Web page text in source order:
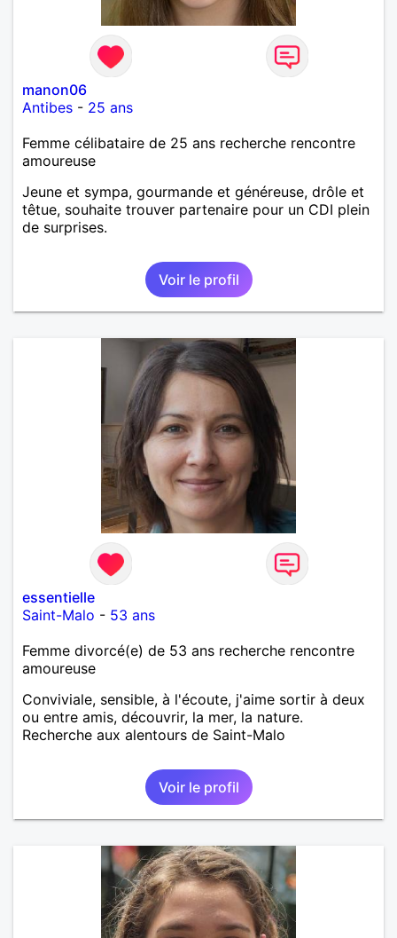
manon06
Antibes - 25 ans
Femme célibataire de 25 ans recherche rencontre
amoureuse
Jeune et sympa, gourmande et généreuse, drôle et
têtue, souhaite trouver partenaire pour un CDI plein
de surprises.
Voir le profil
essentielle
Saint-Malo - 53 ans
Femme divorcé(e) de 53 ans recherche rencontre
amoureuse
Conviviale, sensible, à l'écoute, j'aime sortir à deux
ou entre amis, découvrir, la mer, la nature.
Recherche aux alentours de Saint-Malo
Voir le profil